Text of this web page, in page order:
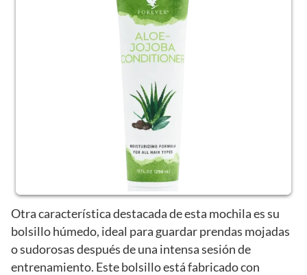
Otra característica destacada de esta mochila es su
bolsillo húmedo, ideal para guardar prendas mojadas
o sudorosas después de una intensa sesión de
entrenamiento. Este bolsillo está fabricado con